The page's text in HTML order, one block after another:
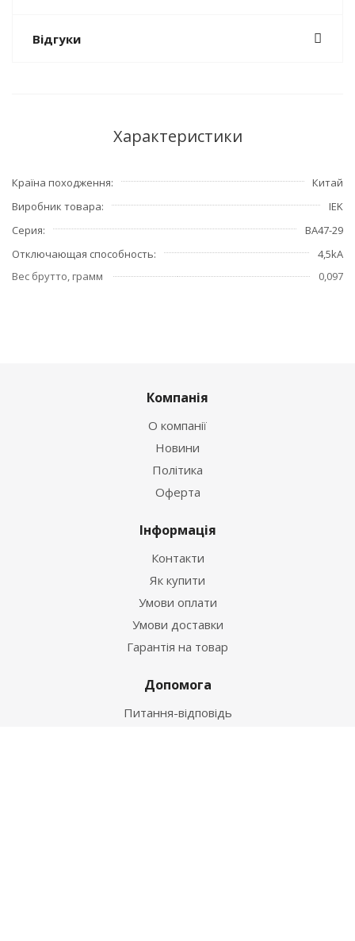
Відгуки
Характеристики
Країна походження
Китай
Виробник товара
IEK
Серия
ВА47-29
Отключающая способность
4,5kA
Вес брутто, грамм
0,097
Компанія
О компанії
Новини
Політика
Оферта
Інформація
Контакти
Як купити
Умови оплати
Умови доставки
Гарантія на товар
Допомога
Питання-відповідь